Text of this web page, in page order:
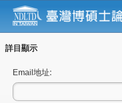
詳目顯示
Email地址: